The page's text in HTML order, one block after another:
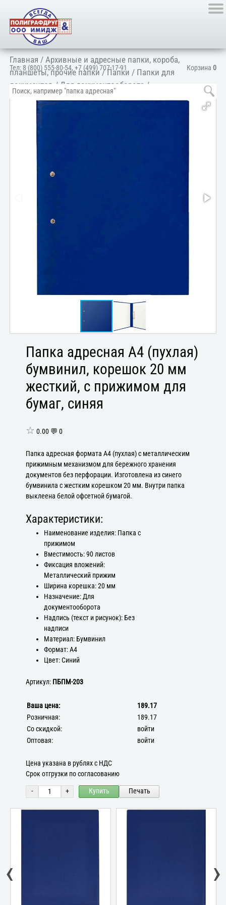
Корзина 0
Тел: 8 (800) 555-80-54,+7 (499) 707-17-91
Главная /Архивные и адресные папки, короба,
планшеты, прочие папки/Папки / Папки для
документов / Для документооборота /
Папка адресная А4 (пухлая)
бумвинил, корешок 20 мм
жесткий, с прижимом для
бумаг, синяя
☆ 0.00 💬 0
Папка адресная формата А4 (пухлая) с металлическим
прижимным механизмом для бережного хранения
документов без перфорации. Изготовлена из синего
бумвинила с жестким корешком 20 мм. Внутри папка
выклеена белой офсетной бумагой.
Характеристики:
Наименование изделия: Папка с
прижимом
Вместимость: 90 листов
Фиксация вложений:
Металлический прижим
Ширина корешка: 20 мм
Назначение: Для
документооборота
Надпись (текст и рисунок): Без
надписи
Материал: Бумвинил
Формат: А4
Цвет: Синий
Артикул: ПБПМ-203
Ваша цена:
189.17
Розничная:
189.17
Со скидкой:
войти
Оптовая:
войти
Цена указана в рублях с НДС
Срок отгрузки по согласованию
- + Купить Печать
‹ ›